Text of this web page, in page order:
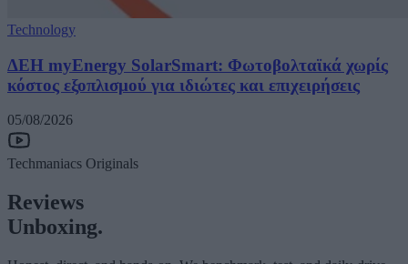
Technology
ΔΕΗ myEnergy SolarSmart: Φωτοβολταϊκά χωρίς
κόστος εξοπλισμού για ιδιώτες και επιχειρήσεις
05/08/2026
Techmaniacs Originals
Reviews
Unboxing.